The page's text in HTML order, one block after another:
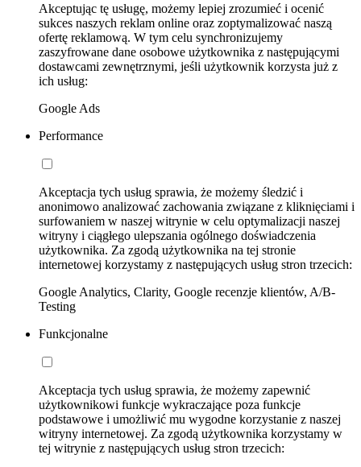
Akceptując tę usługę, możemy lepiej zrozumieć i ocenić
sukces naszych reklam online oraz zoptymalizować naszą
ofertę reklamową. W tym celu synchronizujemy
zaszyfrowane dane osobowe użytkownika z następującymi
dostawcami zewnętrznymi, jeśli użytkownik korzysta już z
ich usług:
Google Ads
Performance
Akceptacja tych usług sprawia, że możemy śledzić i
anonimowo analizować zachowania związane z kliknięciami i
surfowaniem w naszej witrynie w celu optymalizacji naszej
witryny i ciągłego ulepszania ogólnego doświadczenia
użytkownika. Za zgodą użytkownika na tej stronie
internetowej korzystamy z następujących usług stron trzecich:
Google Analytics, Clarity, Google recenzje klientów, A/B-
Testing
Funkcjonalne
Akceptacja tych usług sprawia, że możemy zapewnić
użytkownikowi funkcje wykraczające poza funkcje
podstawowe i umożliwić mu wygodne korzystanie z naszej
witryny internetowej. Za zgodą użytkownika korzystamy w
tej witrynie z następujących usług stron trzecich: